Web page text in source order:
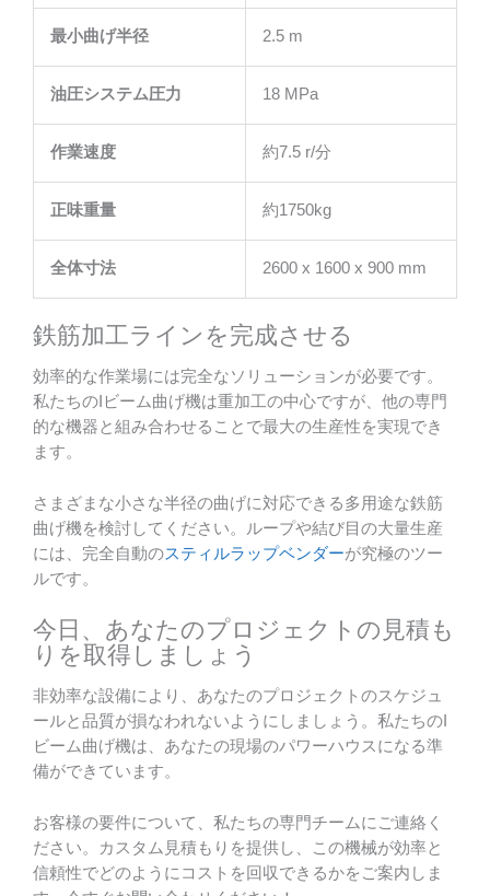
最小曲げ半径 2.5 m
油圧システム圧力 18 MPa
作業速度 約7.5 r/分
正味重量 約1750kg
全体寸法 2600 x 1600 x 900 mm
鉄筋加工ラインを完成させる
効率的な作業場には完全なソリューションが必要です。
私たちのIビーム曲げ機は重加工の中心ですが、他の専門
的な機器と組み合わせることで最大の生産性を実現でき
ます。
さまざまな小さな半径の曲げに対応できる多用途な鉄筋
曲げ機を検討してください。ループや結び目の大量生産
には、完全自動のスティルラップベンダーが究極のツー
ルです。
今日、あなたのプロジェクトの見積も
りを取得しましょう
非効率な設備により、あなたのプロジェクトのスケジュ
ールと品質が損なわれないようにしましょう。私たちのI
ビーム曲げ機は、あなたの現場のパワーハウスになる準
備ができています。
お客様の要件について、私たちの専門チームにご連絡く
ださい。カスタム見積もりを提供し、この機械が効率と
信頼性でどのようにコストを回収できるかをご案内しま